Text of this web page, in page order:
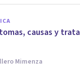
causas y
Mimenza